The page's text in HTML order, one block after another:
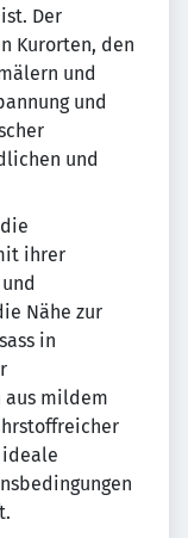
Der
Kurorten, den
und
und
und
ihrer
Nähe zur
in
aus mildem